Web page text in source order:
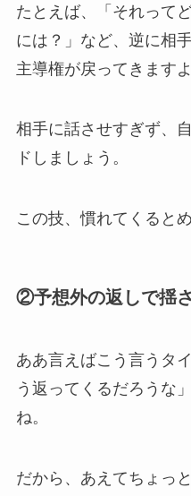
たとえば、「それって
には？」など、逆に相
主導権が戻ってきますよ
相手に話させすぎず、
ドしましょう。
この技、慣れてくると
②予想外の返しで揺
ああ言えばこう言うタ
う返ってくるだろうな
ね。
だから、あえてちょっ